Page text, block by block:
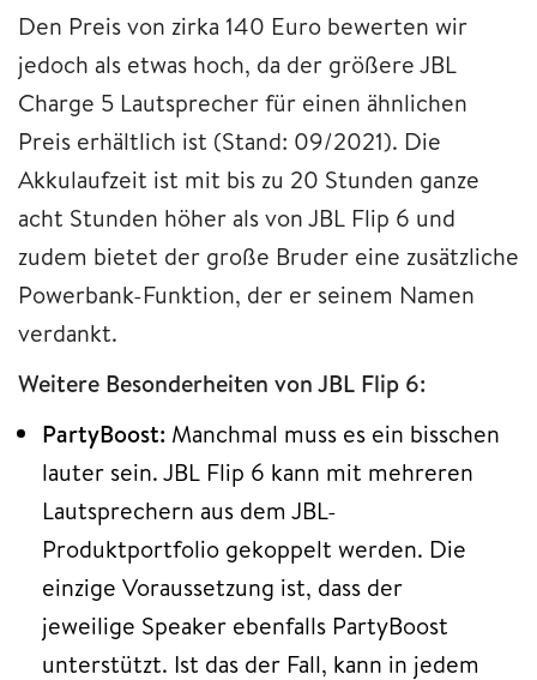
Den Preis von zirka 140 Euro bewerten wir
jedoch als etwas hoch, da der größere JBL
Charge 5 Lautsprecher für einen ähnlichen
Preis erhältlich ist (Stand: 09/2021). Die
Akkulaufzeit ist mit bis zu 20 Stunden ganze
acht Stunden höher als von JBL Flip 6 und
zudem bietet der große Bruder eine zusätzliche
Powerbank-Funktion, der er seinem Namen
verdankt.
Weitere Besonderheiten von JBL Flip 6:
PartyBoost: Manchmal muss es ein bisschen
lauter sein. JBL Flip 6 kann mit mehreren
Lautsprechern aus dem JBL-
Produktportfolio gekoppelt werden. Die
einzige Voraussetzung ist, dass der
jeweilige Speaker ebenfalls PartyBoost
unterstützt. Ist das der Fall, kann in jedem